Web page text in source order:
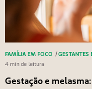
FAMÍLIA EM FOCO /GESTANTES
4 min de leitura
Gestação e